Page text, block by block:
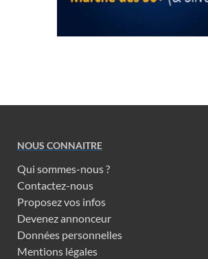
NOUS CONNAITRE
Qui sommes-nous ?
Contactez-nous
Proposez vos infos
Devenez annonceur
Données personnelles
Mentions légales